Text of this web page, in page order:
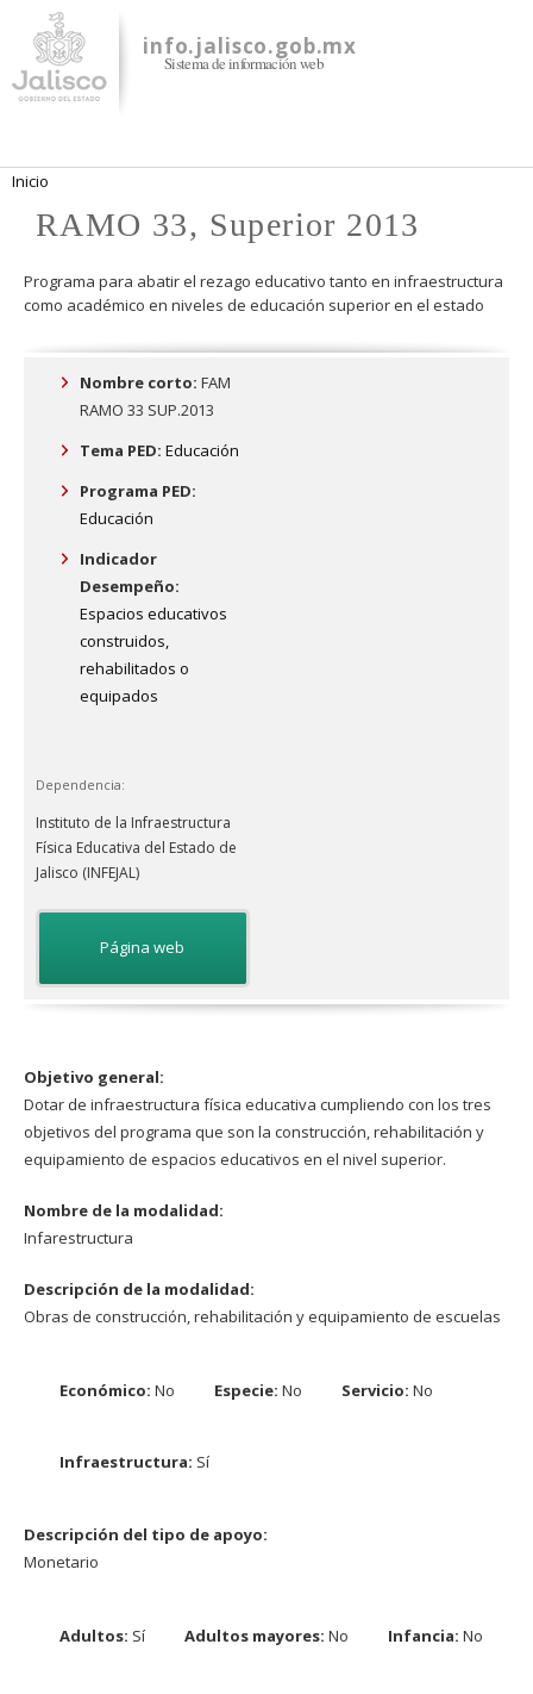
contenido
principal
info.jalisco.gob.mx
Sistema de información web
Se encuentra usted aquí
Inicio
RAMO 33, Superior 2013
Programa para abatir el rezago educativo tanto en infraestructura
como académico en niveles de educación superior en el estado
Nombre corto: FAM
RAMO 33 SUP.2013
Tema PED: Educación
Programa PED:
Educación
Indicador
Desempeño:
Espacios educativos
construidos,
rehabilitados o
equipados
Dependencia:
Instituto de la Infraestructura
Física Educativa del Estado de
Jalisco (INFEJAL)
Página web
Objetivo general:
Dotar de infraestructura física educativa cumpliendo con los tres
objetivos del programa que son la construcción, rehabilitación y
equipamiento de espacios educativos en el nivel superior.
Nombre de la modalidad:
Infarestructura
Descripción de la modalidad:
Obras de construcción, rehabilitación y equipamiento de escuelas
Económico: No Especie: No Servicio: No
Infraestructura: Sí
Descripción del tipo de apoyo:
Monetario
Adultos: Sí Adultos mayores: No Infancia: No